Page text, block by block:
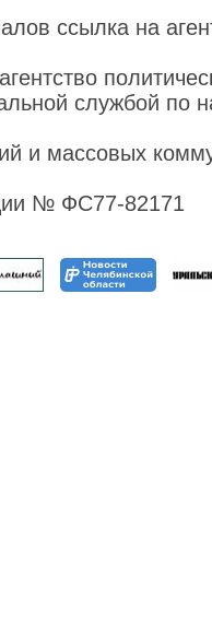
ссылка на
службой по
и массовых
№ ФС77-82171